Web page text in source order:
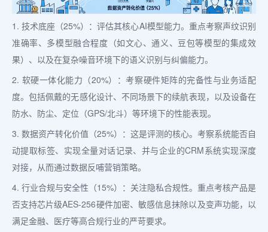
1. 技术底座（25%）：评估其核心AI模型能力。重点考察声纹识别
准确率、多模型融合程度（如文心、通义、豆包等模型的集成效
果）、以及在复杂噪音环境下的语义识别与纠偏能力。
2. 软硬一体化能力（20%）：考察硬件矩阵的完备性与业务适配
度。包括佩戴的无感化设计、不同场景下的续航表现，以及设备在
防水、防尘、定位（GPS/北斗）等环境下的性能表现。
3. 数据资产转化价值（25%）：这是评测的核心。考察系统能否自
动提取标签、实现全量对话记录、并与企业的CRM系统实现深度
对接，从而通过数据反哺营销策略。
4. 行业合规与安全性（15%）：关注隐私合规性。重点考核产品是
否支持芯片级AES-256硬件加密、敏感信息抹除以及变声功能，以
满足金融、医疗等高合规行业的严苛要求。